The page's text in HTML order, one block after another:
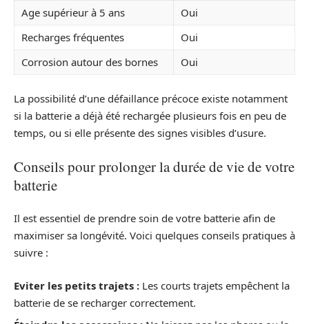
Age supérieur à 5 ans
Oui
Recharges fréquentes
Oui
Corrosion autour des bornes
Oui
La possibilité d’une défaillance précoce existe notamment
si la batterie a déjà été rechargée plusieurs fois en peu de
temps, ou si elle présente des signes visibles d’usure.
Conseils pour prolonger la durée de vie de votre
batterie
Il est essentiel de prendre soin de votre batterie afin de
maximiser sa longévité. Voici quelques conseils pratiques à
suivre :
Eviter les petits trajets : Les courts trajets empêchent la
batterie de se recharger correctement.